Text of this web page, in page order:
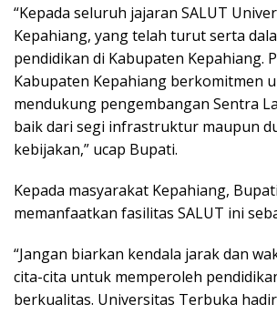
“Kepada seluruh jajaran SALUT
Kepahiang, yang telah turut serta
pendidikan di Kabupaten Kepahiang.
Kabupaten Kepahiang berkomitmen
mendukung pengembangan Sentra
baik dari segi infrastruktur maupun
kebijakan,” ucap Bupati.
Kepada masyarakat Kepahiang,
memanfaatkan fasilitas SALUT ini
“Jangan biarkan kendala jarak dan
cita-cita untuk memperoleh
berkualitas. Universitas Terbuka